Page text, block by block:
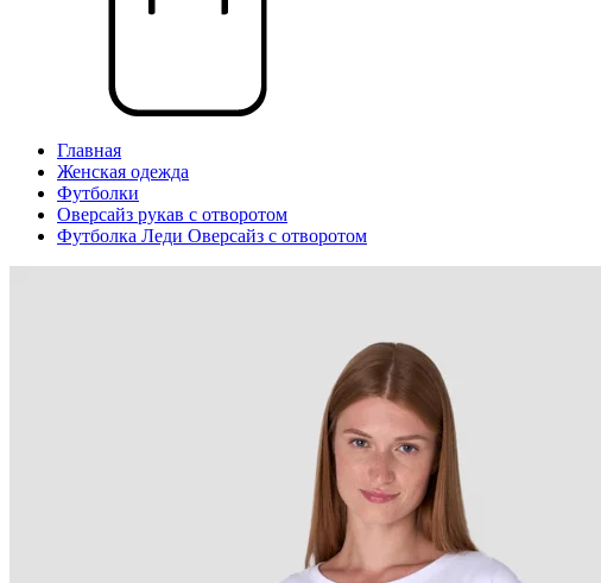
Главная
Женская одежда
Футболки
Оверсайз рукав с отворотом
Футболка Леди Оверсайз с отворотом